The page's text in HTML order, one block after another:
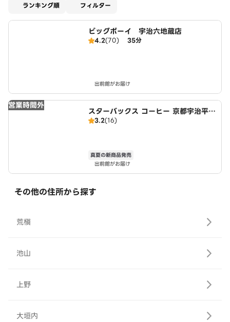
ランキング順 フィルター
ビッグボーイ 宇治六地蔵店
4.2(70) 35分
出前館がお届け
営業時間外
スターバックス コーヒー 京都宇治平等
院表参道店
3.2(16)
真夏の新商品発売
出前館がお届け
その他の住所から探す
荒槇
池山
上野
大垣内